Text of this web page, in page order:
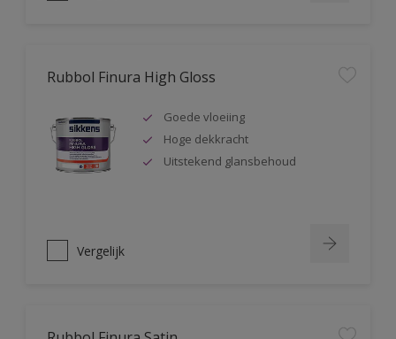
Rubbol Finura High Gloss
Goede vloeiing
Hoge dekkracht
Uitstekend glansbehoud
Vergelijk